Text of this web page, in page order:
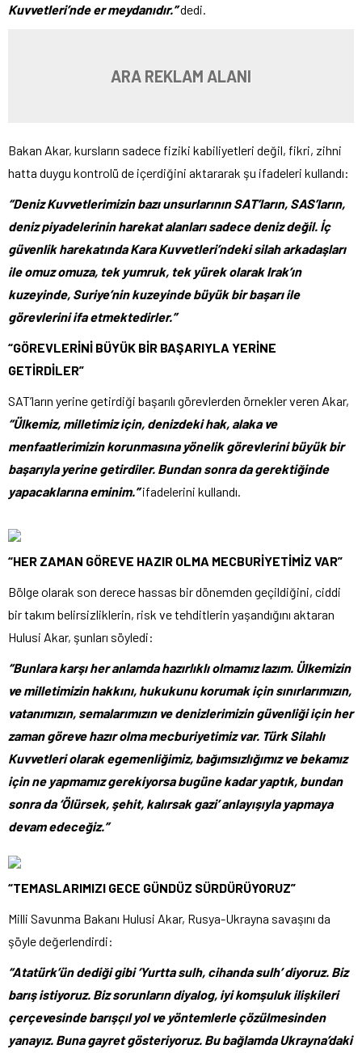
Kuvvetleri’nde er meydanıdır.”dedi.
ARA REKLAM ALANI
Bakan Akar, kursların sadece fiziki kabiliyetleri değil, fikri, zihni
hatta duygu kontrolü de içerdiğini aktararak şu ifadeleri kullandı:
“Deniz Kuvvetlerimizin bazı unsurlarının SAT’ların, SAS’ların,
deniz piyadelerinin harekat alanları sadece deniz değil. İç
güvenlik harekatında Kara Kuvvetleri’ndeki silah arkadaşları
ile omuz omuza, tek yumruk, tek yürek olarak Irak’ın
kuzeyinde, Suriye’nin kuzeyinde büyük bir başarı ile
görevlerini ifa etmektedirler.”
“GÖREVLERİNİ BÜYÜK BİR BAŞARIYLA YERİNE
GETİRDİLER”
SAT’ların yerine getirdiği başarılı görevlerden örnekler veren Akar,
“Ülkemiz, milletimiz için, denizdeki hak, alaka ve
menfaatlerimizin korunmasına yönelik görevlerini büyük bir
başarıyla yerine getirdiler. Bundan sonra da gerektiğinde
yapacaklarına eminim.”ifadelerini kullandı.
“HER ZAMAN GÖREVE HAZIR OLMA MECBURİYETİMİZ VAR”
Bölge olarak son derece hassas bir dönemden geçildiğini, ciddi
bir takım belirsizliklerin, risk ve tehditlerin yaşandığını aktaran
Hulusi Akar, şunları söyledi:
“Bunlara karşı her anlamda hazırlıklı olmamız lazım. Ülkemizin
ve milletimizin hakkını, hukukunu korumak için sınırlarımızın,
vatanımızın, semalarımızın ve denizlerimizin güvenliği için her
zaman göreve hazır olma mecburiyetimiz var. Türk Silahlı
Kuvvetleri olarak egemenliğimiz, bağımsızlığımız ve bekamız
için ne yapmamız gerekiyorsa bugüne kadar yaptık, bundan
sonra da ‘Ölürsek, şehit, kalırsak gazi’ anlayışıyla yapmaya
devam edeceğiz.”
“TEMASLARIMIZI GECE GÜNDÜZ SÜRDÜRÜYORUZ”
Milli Savunma Bakanı Hulusi Akar, Rusya-Ukrayna savaşını da
şöyle değerlendirdi:
“Atatürk’ün dediği gibi ‘Yurtta sulh, cihanda sulh’ diyoruz. Biz
barış istiyoruz. Biz sorunların diyalog, iyi komşuluk ilişkileri
çerçevesinde barışçıl yol ve yöntemlerle çözülmesinden
yanayız. Buna gayret gösteriyoruz. Bu bağlamda Ukrayna’daki